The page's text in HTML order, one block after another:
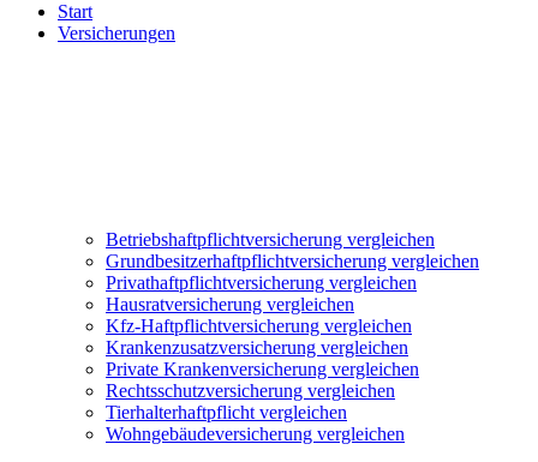
Start
Versicherungen
Betriebshaftpflichtversicherung vergleichen
Grundbesitzerhaftpflichtversicherung vergleichen
Privathaftpflichtversicherung vergleichen
Hausratversicherung vergleichen
Kfz-Haftpflichtversicherung vergleichen
Krankenzusatzversicherung vergleichen
Private Krankenversicherung vergleichen
Rechtsschutzversicherung vergleichen
Tierhalterhaftpflicht vergleichen
Wohngebäudeversicherung vergleichen